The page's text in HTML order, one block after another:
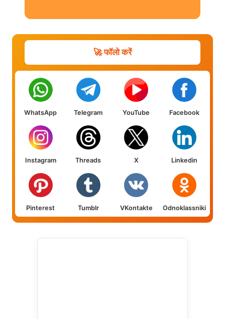
🚀 फॉलो करें
WhatsApp Telegram YouTube Facebook
Instagram Threads X Linkedin
Pinterest Tumblr VKontakte Odnoklassniki